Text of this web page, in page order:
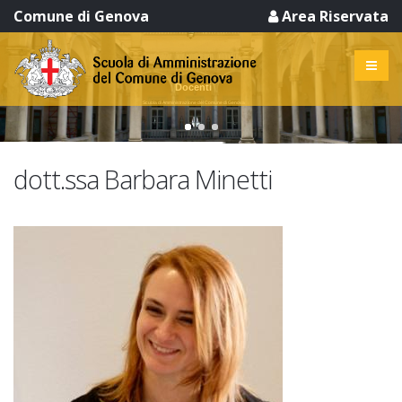
Comune di Genova Area Riservata
Docenti
Scuola di Amministrazione del Comune di Genova
dott.ssa Barbara Minetti